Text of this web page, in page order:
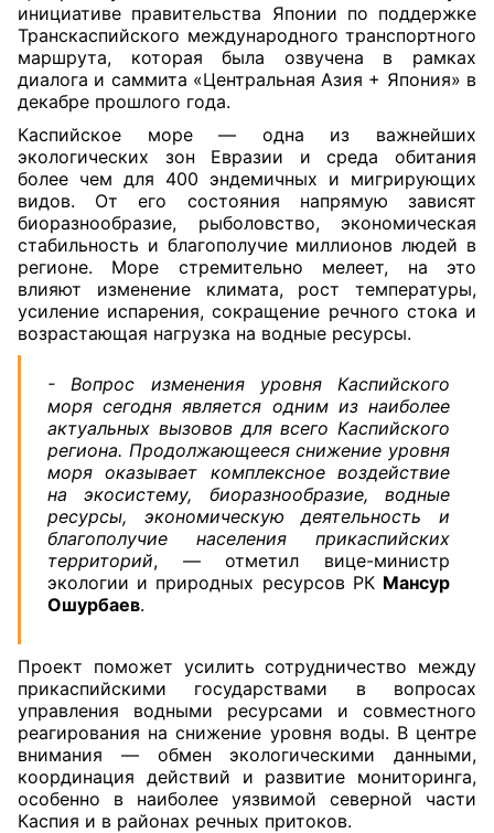
инициативе правительства Японии по поддержке
Транскаспийского международного транспортного
маршрута, которая была озвучена в рамках
диалога и саммита «Центральная Азия + Япония» в
декабре прошлого года.
Каспийское море — одна из важнейших
экологических зон Евразии и среда обитания
более чем для 400 эндемичных и мигрирующих
видов. От его состояния напрямую зависят
биоразнообразие, рыболовство, экономическая
стабильность и благополучие миллионов людей в
регионе. Море стремительно мелеет, на это
влияют изменение климата, рост температуры,
усиление испарения, сокращение речного стока и
возрастающая нагрузка на водные ресурсы.
- Вопрос изменения уровня Каспийского
моря сегодня является одним из наиболее
актуальных вызовов для всего Каспийского
региона. Продолжающееся снижение уровня
моря оказывает комплексное воздействие
на экосистему, биоразнообразие, водные
ресурсы, экономическую деятельность и
благополучие населения прикаспийских
территорий, — отметил вице-министр
экологии и природных ресурсов РК Мансур
Ошурбаев.
Проект поможет усилить сотрудничество между
прикаспийскими государствами в вопросах
управления водными ресурсами и совместного
реагирования на снижение уровня воды. В центре
внимания — обмен экологическими данными,
координация действий и развитие мониторинга,
особенно в наиболее уязвимой северной части
Каспия и в районах речных притоков.